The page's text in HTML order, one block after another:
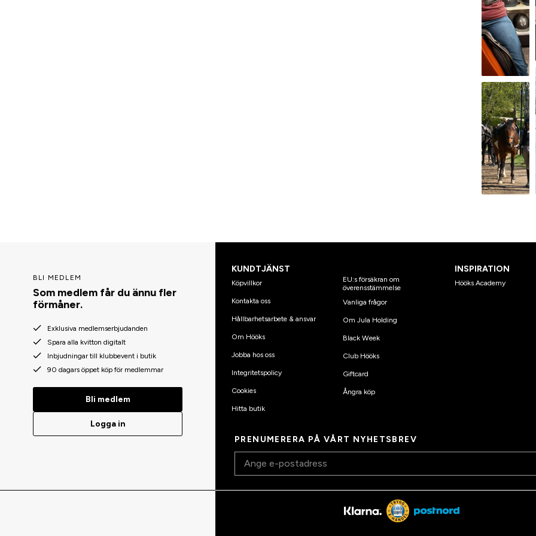
BLI MEDLEM
Som medlem får du ännu fler
förmåner.
Exklusiva medlemserbjudanden
Spara alla kvitton digitalt
Inbjudningar till klubbevent i butik
90 dagars öppet köp för medlemmar
Bli medlem
Logga in
KUNDTJÄNST
Köpvillkor
Kontakta oss
Hållbarhetsarbete & ansvar
Om Hööks
Jobba hos oss
Integritetspolicy
Cookies
Hitta butik
EU:s försäkran om
överensstämmelse
Vanliga frågor
Om Jula Holding
Black Week
Club Hööks
Giftcard
Ångra köp
INSPIRATION
Hööks Academy
PRENUMERERA PÅ VÅRT NYHETSBREV